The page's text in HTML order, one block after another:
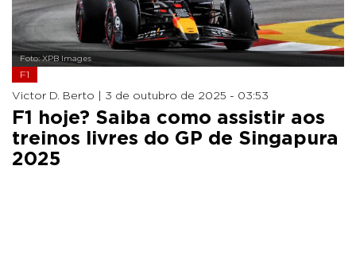
Foto: XPB Images
F1
Victor D. Berto | 3 de outubro de 2025 - 03:53
F1 hoje? Saiba como assistir aos
treinos livres do GP de Singapura
2025